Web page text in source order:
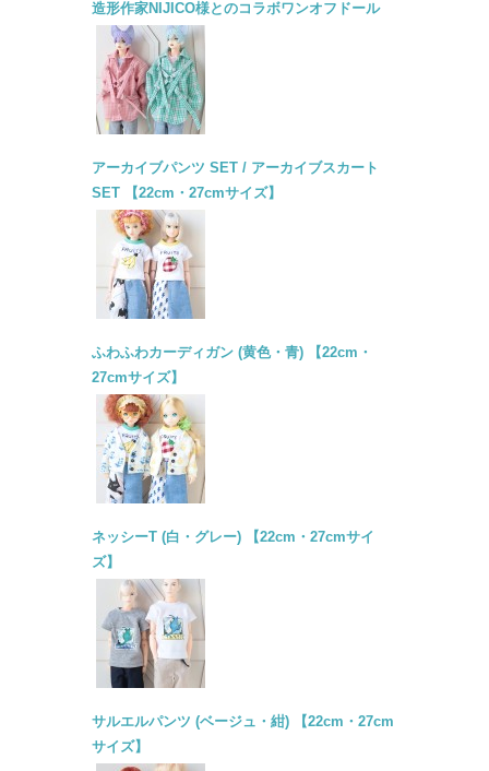
造形作家NIJICO様とのコラボワンオフドール
アーカイブパンツ SET / アーカイブスカート
SET 【22cm・27cmサイズ】
ふわふわカーディガン (黄色・青) 【22cm・
27cmサイズ】
ネッシーT (白・グレー) 【22cm・27cmサイ
ズ】
サルエルパンツ (ベージュ・紺) 【22cm・27cm
サイズ】